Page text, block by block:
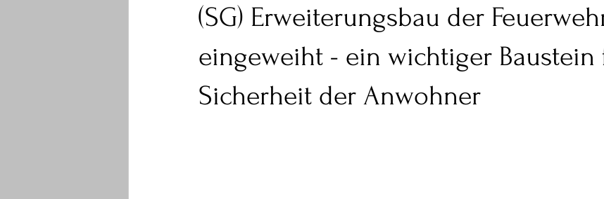
(SG) Erweiterungsbau der
eingeweiht - ein wichtiger Baustein
Sicherheit der Anwohner